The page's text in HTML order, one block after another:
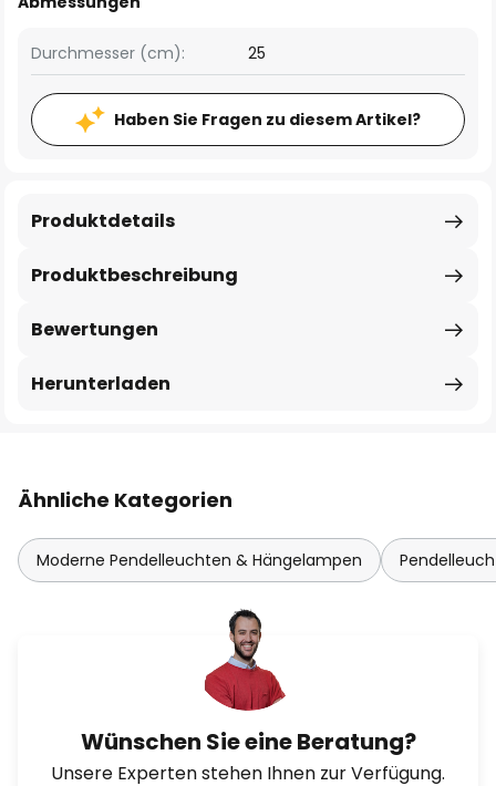
Durchmesser (cm): 25
Haben Sie Fragen zu diesem Artikel?
Produktbeschreibung
Produktdetails
Bewertungen
Herunterladen
Ähnliche Kategorien
Moderne Pendelleuchten & Hängelampen
Wünschen Sie eine Beratung?
Unsere Experten stehen Ihnen zur Verfügung.